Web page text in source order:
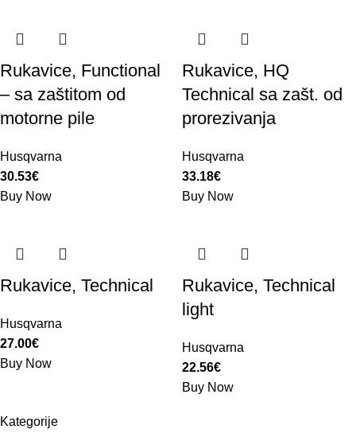
Kategorije
Rukavice, Functional
– sa zaštitom od
motorne pile
Husqvarna
30.53€
Buy Now
Rukavice, HQ
Technical sa zašt. od
prorezivanja
Husqvarna
33.18€
Buy Now
Rukavice, Technical
Husqvarna
27.00€
Buy Now
Rukavice, Technical
light
Husqvarna
22.56€
Buy Now